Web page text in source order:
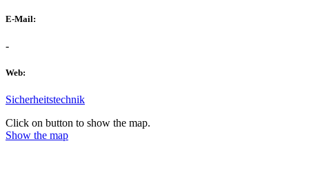
E-Mail:
-
Web:
Sicherheitstechnik
Click on button to show the map.
Show the map